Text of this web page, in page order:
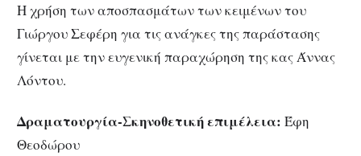
Η χρήση των αποσπασμάτων των κειμένων του
Γιώργου Σεφέρη για τις ανάγκες της παράστασης
γίνεται με την ευγενική παραχώρηση της κας Άννας
Λόντου.
Δραματουργία-Σκηνοθετική επιμέλεια: Έφη
Θεοδώρου